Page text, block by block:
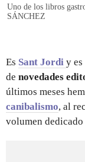
Uno de los libros
SÁNCHEZ
Es Sant Jordi y
de novedades
últimos meses
canibalismo, al
volumen